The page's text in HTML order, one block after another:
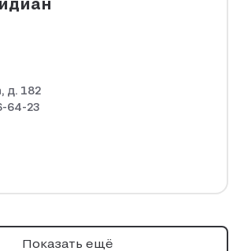
д. 182
64-23
Показать ещё